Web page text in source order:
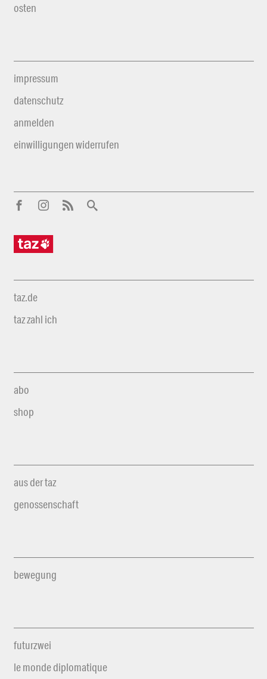
osten
impressum
datenschutz
anmelden
einwilligungen widerrufen
taz.de
taz zahl ich
abo
shop
aus der taz
genossenschaft
bewegung
futurzwei
le monde diplomatique